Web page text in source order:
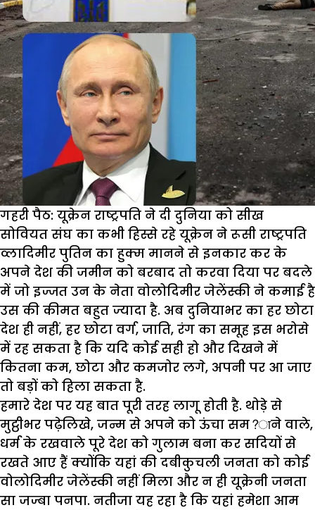
गहरी पैठ: यूक्रेन राष्ट्रपति ने दी दुनिया को सीख
सोवियत संघ का कभी हिस्से रहे यूक्रेन ने रूसी राष्ट्रपति
व्लादिमीर पुतिन का हुक्म मानने से इनकार कर के
अपने देश की जमीन को बरबाद तो करवा दिया पर बदले
में जो इज्जत उन के नेता वोलोदिमीर जेलेंस्की ने कमाई है
उस की कीमत बहुत ज्यादा है. अब दुनियाभर का हर छोटा
देश ही नहीं, हर छोटा वर्ग, जाति, रंग का समूह इस भरोसे
में रह सकता है कि यदि कोई सही हो और दिखने में
कितना कम, छोटा और कमजोर लगे, अपनी पर आ जाए
तो बड़ों को हिला सकता है.
हमारे देश पर यह बात पूरी तरह लागू होती है. थोड़े से
मुट्ठीभर पढ़ेलिखे, जन्म से अपने को ऊंचा सम?ाने वाले,
धर्म के रखवाले पूरे देश को गुलाम बना कर सदियों से
रखते आए हैं क्योंकि यहां की दबीकुचली जनता को कोई
वोलोदिमीर जेलेंस्की नहीं मिला और न ही यूक्रेनी जनता
सा जज्बा पनपा. नतीजा यह रहा है कि यहां हमेशा आम